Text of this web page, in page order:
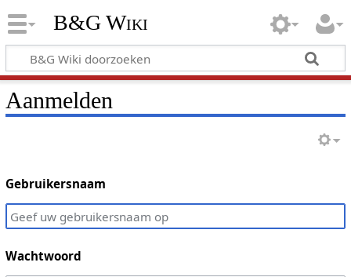
B&G Wiki
Aanmelden
Gebruikersnaam
Wachtwoord